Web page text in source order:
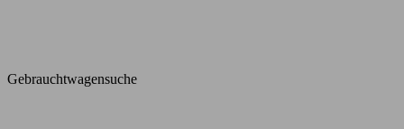
Gebrauchtwagensuche